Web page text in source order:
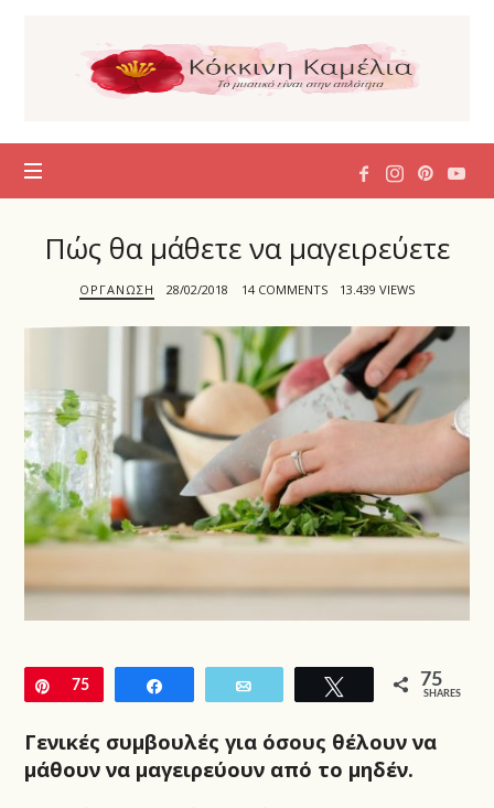
Κόκκινη
Καμέλια
Πώς θα μάθετε να μαγειρεύετε
ΟΡΓΆΝΩΣΗ 28/02/2018 14 COMMENTS 13.439 VIEWS
Pin
75 Tweet 75
SHARES
Γενικές συμβουλές για όσους θέλουν να
μάθουν να μαγειρεύουν από το μηδέν.